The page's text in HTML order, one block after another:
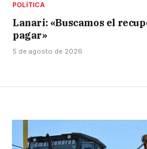
POLÍTICA
Lanari: «Buscamos el
pagar»
5 de agosto de 2026